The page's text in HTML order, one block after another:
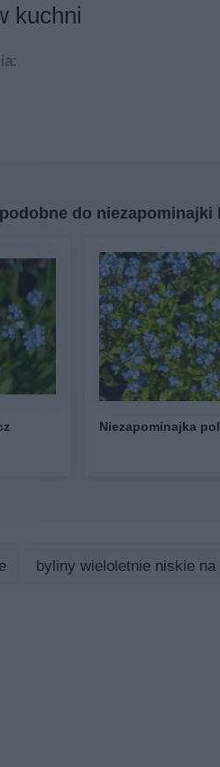
kuchni
do niezapominajki
Niezapominajka
byliny wieloletnie niskie na